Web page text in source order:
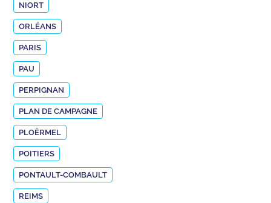
NIORT
ORLÉANS
PARIS
PAU
PERPIGNAN
PLAN DE CAMPAGNE
PLOËRMEL
POITIERS
PONTAULT-COMBAULT
REIMS